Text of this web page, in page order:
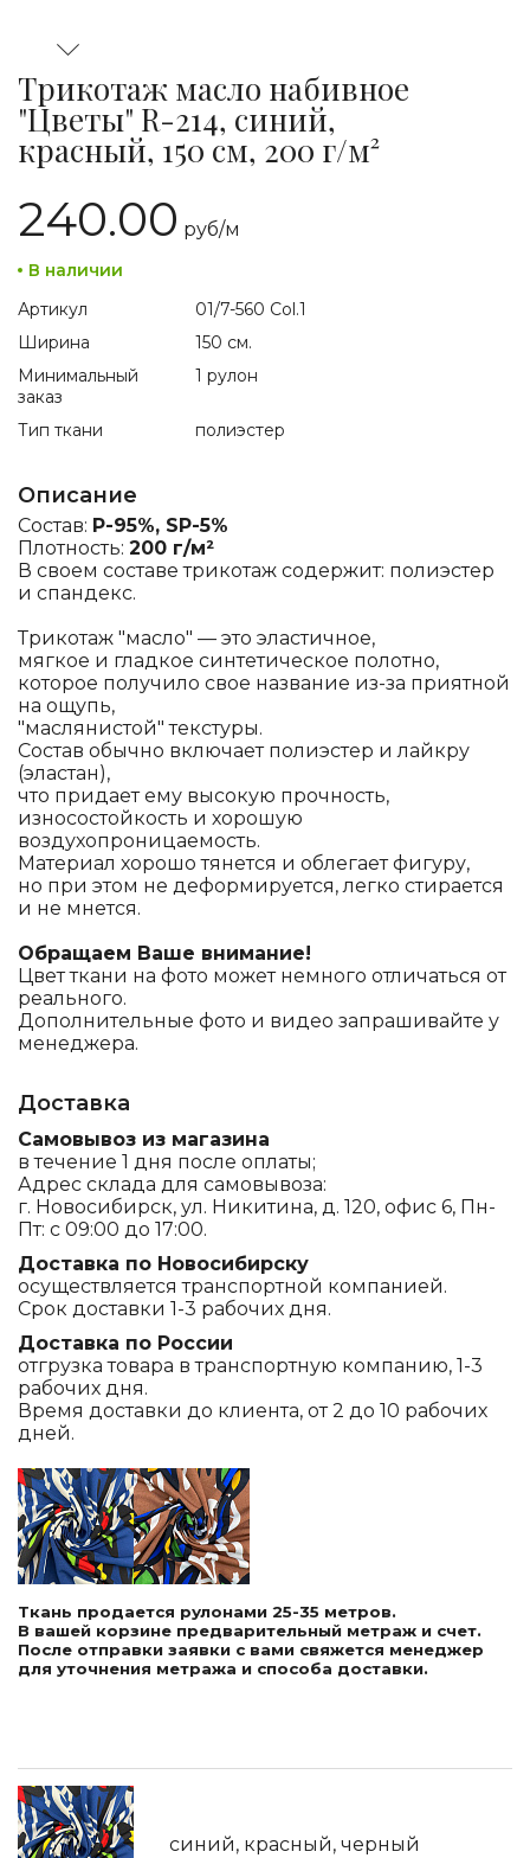
Трикотаж масло набивное
"Цветы" R-214, синий,
красный, 150 см, 200 г/м²
240.00 руб/м
В наличии
Артикул
01/7-560 Col.1
Ширина
150 см.
Минимальный
заказ
1 рулон
Тип ткани полиэстер
Описание
Состав: P-95%, SP-5%
Плотность: 200 г/м²
В своем составе трикотаж содержит: полиэстер
и спандекс.
Трикотаж "масло" — это эластичное,
мягкое и гладкое синтетическое полотно,
которое получило свое название из-за приятной
на ощупь,
"маслянистой" текстуры.
Состав обычно включает полиэстер и лайкру
(эластан),
что придает ему высокую прочность,
износостойкость и хорошую
воздухопроницаемость.
Материал хорошо тянется и облегает фигуру,
но при этом не деформируется, легко стирается
и не мнется.
Обращаем Ваше внимание!
Цвет ткани на фото может немного отличаться от
реального.
Дополнительные фото и видео запрашивайте у
менеджера.
Доставка
Самовывоз из магазина
в течение 1 дня после оплаты;
Адрес склада для самовывоза:
г. Новосибирск, ул. Никитина, д. 120, офис 6, Пн-
Пт: с 09:00 до 17:00.
Доставка по Новосибирску
осуществляется транспортной компанией.
Срок доставки 1-3 рабочих дня.
Доставка по России
отгрузка товара в транспортную компанию, 1-3
рабочих дня.
Время доставки до клиента, от 2 до 10 рабочих
дней.
Ткань продается рулонами 25-35 метров.
В вашей корзине предварительный метраж и счет.
После отправки заявки с вами свяжется менеджер
для уточнения метража и способа доставки.
синий, красный, черный